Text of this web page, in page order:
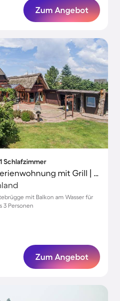
Zum Angebot
Schlafzimmer
Familienfreundliche Ferienwohnung mit Grill | Naturblick
mit Balkon am Wasser für
3 Personen
Zum Angebot